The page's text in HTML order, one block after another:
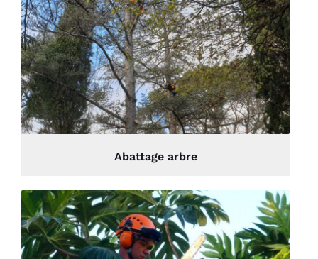
Abattage arbre